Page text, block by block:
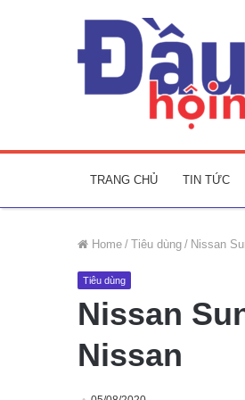
TRANG CHỦ TIN TỨC
Home / Tiêu dùng / Nissan
Tiêu dùng
Nissan
Nissan